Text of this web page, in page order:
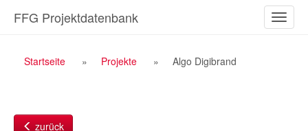
Inhalt
ein-/
FFG Projektdatenbank
Breadcrumb
Startseite Projekte Algo Digibrand
zurück